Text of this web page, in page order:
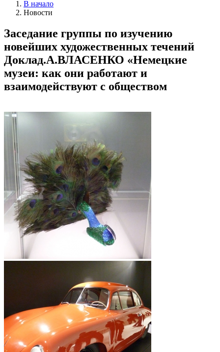
В начало
Новости
Заседание группы по изучению
новейших художественных течений
Доклад.А.ВЛАСЕНКО «Немецкие
музеи: как они работают и
взаимодействуют с обществом